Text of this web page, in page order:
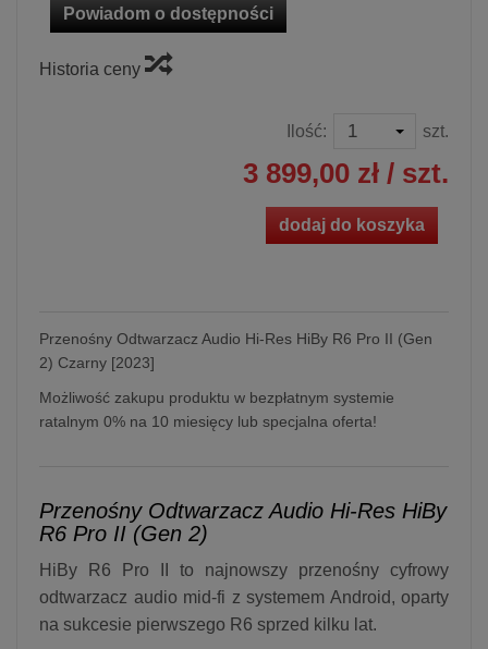
Powiadom o dostępności
Historia ceny
Ilość: szt.
3 899,00 zł / szt.
dodaj do koszyka
Przenośny Odtwarzacz Audio Hi-Res HiBy R6 Pro II (Gen
2) Czarny [2023]
Możliwość zakupu produktu w bezpłatnym systemie
ratalnym 0% na 10 miesięcy lub specjalna oferta!
Przenośny Odtwarzacz Audio Hi-Res HiBy
R6 Pro II (Gen 2)
HiBy R6 Pro II to najnowszy przenośny cyfrowy
odtwarzacz audio mid-fi z systemem Android, oparty
na sukcesie pierwszego R6 sprzed kilku lat.